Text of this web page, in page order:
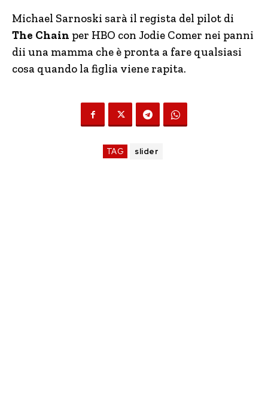
Michael Sarnoski sarà il regista del pilot di
The Chain per HBO con Jodie Comer nei panni
dii una mamma che è pronta a fare qualsiasi
cosa quando la figlia viene rapita.
TAG slider